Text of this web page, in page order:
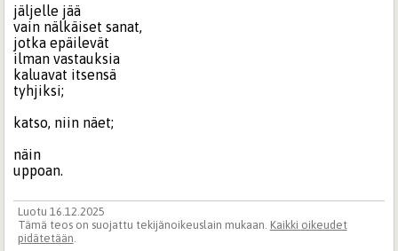
jäljelle jää
vain nälkäiset sanat,
jotka epäilevät
ilman vastauksia
kaluavat itsensä
tyhjiksi;
katso, niin näet;
näin
uppoan.
Luotu 16.12.2025
Tämä teos on suojattu tekijänoikeuslain mukaan. Kaikki oikeudet
pidätetään.